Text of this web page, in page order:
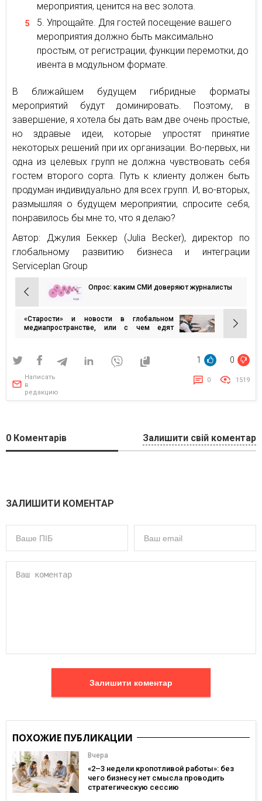
мероприятия, ценится на вес золота.
Упрощайте. Для гостей посещение вашего
мероприятия должно быть максимально
простым, от регистрации, функции перемотки, до
ивента в модульном формате.
В ближайшем будущем гибридные форматы
мероприятий будут доминировать. Поэтому, в
завершение, я хотела бы дать вам две очень простые,
но здравые идеи, которые упростят принятие
некоторых решений при их организации. Во-первых, ни
одна из целевых групп не должна чувствовать себя
гостем второго сорта. Путь к клиенту должен быть
продуман индивидуально для всех групп. И, во-вторых,
размышляя о будущем мероприятии, спросите себя,
понравилось бы мне то, что я делаю?
Автор: Джулия Беккер (Julia Becker), директор по
глобальному развитию бизнеса и интеграции
Serviceplan Group
Навигация
по
записям
Опрос: каким СМИ доверяют журналисты
«Старости» и новости в глобальном
медиапространстве, или с чем едят
1 0
Написать
в
редакцию
0 1519
0 Коментарів Залишити свій коментар
ЗАЛИШИТИ КОМЕНТАР
Залишити коментар
ПОХОЖИЕ ПУБЛИКАЦИИ
Вчера
«2–3 недели кропотливой работы»: без
чего бизнесу нет смысла проводить
стратегическую сессию